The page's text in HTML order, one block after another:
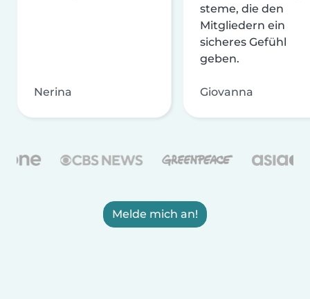
Nerina
steme, die den
Mitgliedern ein
sicheres Gefühl
geben.
Giovanna
Melde mich an!